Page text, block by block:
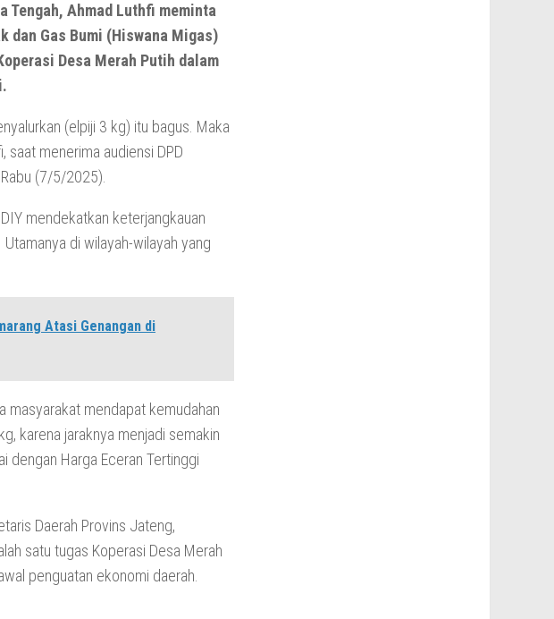
Tengah, Ahmad Luthfi meminta
dan Gas Bumi (Hiswana Migas)
Desa Merah Putih dalam
(elpiji 3 kg) itu bagus. Maka
saat menerima audiensi DPD
(7/5/2025).
mendekatkan keterjangkauan
di wilayah-wilayah yang
Atasi Genangan di
masyarakat mendapat kemudahan
karena jaraknya menjadi semakin
dengan Harga Eceran Tertinggi
Daerah Provins Jateng,
satu tugas Koperasi Desa Merah
penguatan ekonomi daerah.